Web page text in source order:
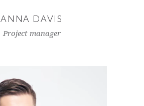
ANNA DAVIS
Project manager